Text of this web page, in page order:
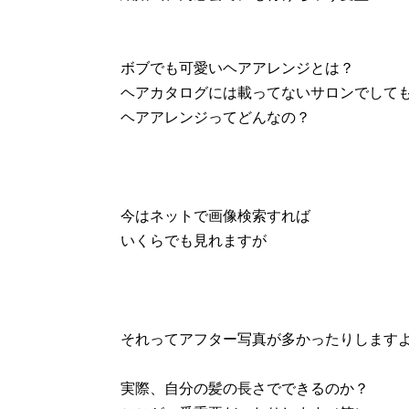
ボブでも可愛いヘアアレンジとは？
ヘアカタログには載ってないサロンでして
ヘアアレンジってどんなの？
今はネットで画像検索すれば
いくらでも見れますが
それってアフター写真が多かったりします
実際、自分の髪の長さでできるのか？